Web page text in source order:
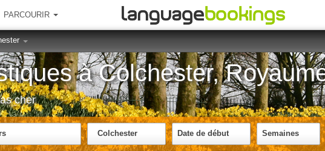
PARCOURIR
à Colchester,
cher
Colchester Date de début Semaines